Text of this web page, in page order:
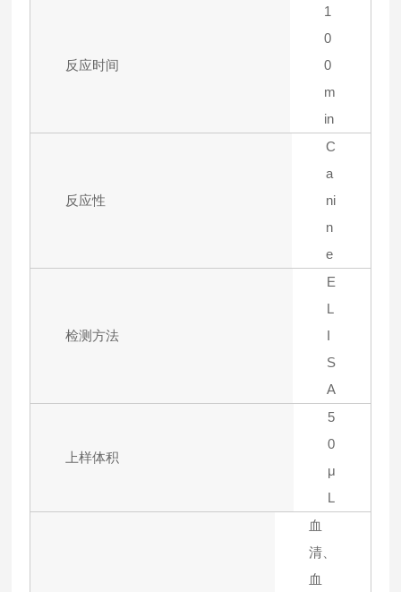
反应时间
1
0
0
m
in
反应性
C
a
ni
n
e
检测方法
E
L
I
S
A
上样体积
5
0
μ
L
血
清、
血